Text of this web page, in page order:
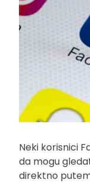
Neki korisnici
da mogu
direktno